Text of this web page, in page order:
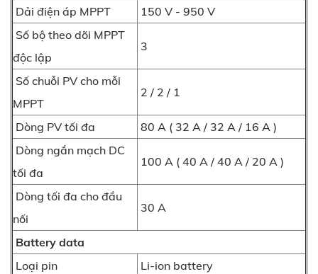
Dải điện áp MPPT
150 V - 950 V
Số bộ theo dõi MPPT
độc lập
3
Số chuỗi PV cho mỗi
MPPT
2 / 2 / 1
Dòng PV tối đa
80 A ( 32 A / 32 A / 16 A )
Dòng ngắn mạch DC
tối đa
100 A ( 40 A / 40 A / 20 A )
Dòng tối đa cho đầu
nối
30 A
Battery data
Loại pin
Li-ion battery